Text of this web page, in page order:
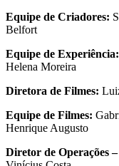
Equipe de Criadores:
Belfort
Equipe de Experiência:
Helena Moreira
Diretora de Filmes:
Equipe de Filmes:
Henrique Augusto
Diretor de Operações